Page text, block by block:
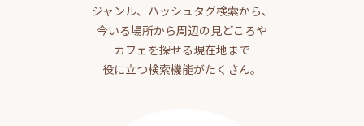
ジャンル、ハッシュタグ検索から、
今いる場所から周辺の見どころや
カフェを探せる現在地まで
役に立つ検索機能がたくさん。